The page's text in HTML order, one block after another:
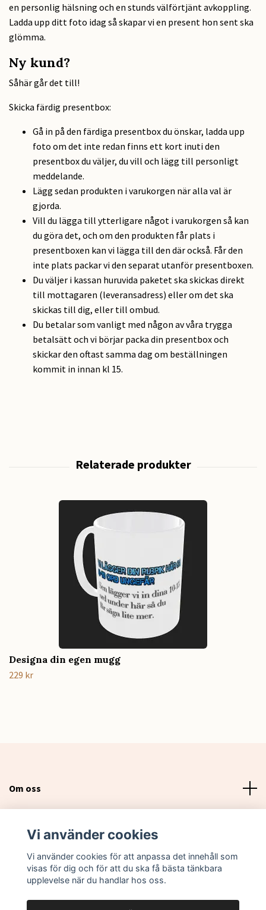
en personlig hälsning och en stunds välförtjänt avkoppling.
Ladda upp ditt foto idag så skapar vi en present hon sent ska
glömma.
Ny kund?
Såhär går det till!
Skicka färdig presentbox:
Gå in på den färdiga presentbox du önskar, ladda upp
foto om det inte redan finns ett kort inuti den
presentbox du väljer, du vill och lägg till personligt
meddelande.
Lägg sedan produkten i varukorgen när alla val är
gjorda.
Vill du lägga till ytterligare något i varukorgen så kan
du göra det, och om den produkten får plats i
presentboxen kan vi lägga till den där också. Får den
inte plats packar vi den separat utanför presentboxen.
Du väljer i kassan huruvida paketet ska skickas direkt
till mottagaren (leveransadress) eller om det ska
skickas till dig, eller till ombud.
Du betalar som vanligt med någon av våra trygga
betalsätt och vi börjar packa din presentbox och
skickar den oftast samma dag om beställningen
kommit in innan kl 15.
Designa din egen mugg
229 kr
Om oss
Sociala medier
Vi använder cookies
Vi använder cookies för att anpassa det innehåll som
visas för dig och för att du ska få bästa tänkbara
upplevelse när du handlar hos oss.